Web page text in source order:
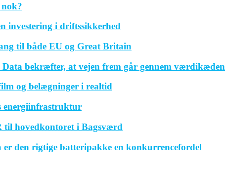
investering i driftssikkerhed
til både EU og Great Britain
bekræfter, at vejen frem går gennem værdikæden
og belægninger i realtid
energiinfrastruktur
til hovedkontoret i Bagsværd
den rigtige batteripakke en konkurrencefordel